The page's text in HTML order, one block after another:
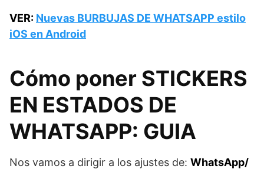
VER: Nuevas BURBUJAS DE WHATSAPP estilo
iOS en Android
Cómo poner STICKERS
EN ESTADOS DE
WHATSAPP: GUIA
Nos vamos a dirigir a los ajustes de: WhatsApp/